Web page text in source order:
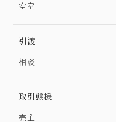
空室
引渡
相談
取引態様
売主